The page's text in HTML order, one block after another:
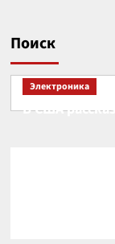
Поиск
Электроника
В США